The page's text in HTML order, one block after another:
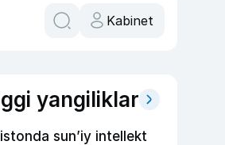
Kabinet
yangiliklar
sunʼiy intellekt